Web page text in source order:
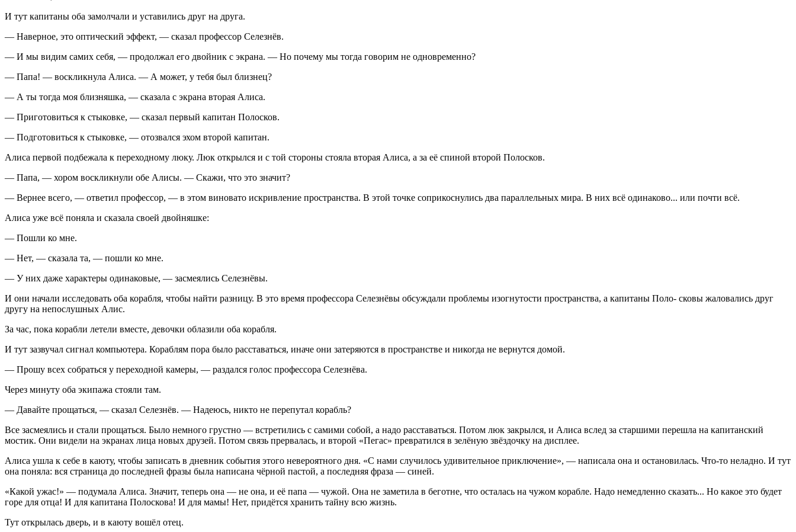
И тут капитаны оба замолчали и уставились друг на друга.
— Наверное, это оптический эффект, — сказал профессор Селезнёв.
— И мы видим самих себя, — продолжал его двойник с экрана. — Но почему мы тогда говорим не одновременно?
— Папа! — воскликнула Алиса. — А может, у тебя был близнец?
— А ты тогда моя близняшка, — сказала с экрана вторая Алиса.
— Приготовиться к стыковке, — сказал первый капитан Полосков.
— Подготовиться к стыковке, — отозвался эхом второй капитан.
Алиса первой подбежала к переходному люку. Люк открылся и с той стороны стояла вторая Алиса, а за её спиной второй Полосков.
— Папа, — хором воскликнули обе Алисы. — Скажи, что это значит?
— Вернее всего, — ответил профессор, — в этом виновато искривление пространства. В этой точке соприкоснулись два параллельных мира. В них всё одинаково... или почти всё.
Алиса уже всё поняла и сказала своей двойняшке:
— Пошли ко мне.
— Нет, — сказала та, — пошли ко мне.
— У них даже характеры одинаковые, — засмеялись Селезнёвы.
И они начали исследовать оба корабля, чтобы найти разницу. В это время профессора Селезнёвы обсуждали проблемы изогнутости пространства, а капитаны Поло- сковы жаловались друг
другу на непослушных Алис.
За час, пока корабли летели вместе, девочки облазили оба корабля.
И тут зазвучал сигнал компьютера. Кораблям пора было расставаться, иначе они затеряются в пространстве и никогда не вернутся домой.
— Прошу всех собраться у переходной камеры, — раздался голос профессора Селезнёва.
Через минуту оба экипажа стояли там.
— Давайте прощаться, — сказал Селезнёв. — Надеюсь, никто не перепутал корабль?
Все засмеялись и стали прощаться. Было немного грустно — встретились с самими собой, а надо расставаться. Потом люк закрылся, и Алиса вслед за старшими перешла на капитанский
мостик. Они видели на экранах лица новых друзей. Потом связь прервалась, и второй «Пегас» превратился в зелёную звёздочку на дисплее.
Алиса ушла к себе в каюту, чтобы записать в дневник события этого невероятного дня. «С нами случилось удивительное приключение», — написала она и остановилась. Что-то неладно. И тут
она поняла: вся страница до последней фразы была написана чёрной пастой, а последняя фраза — синей.
«Какой ужас!» — подумала Алиса. Значит, теперь она — не она, и её папа — чужой. Она не заметила в беготне, что осталась на чужом корабле. Надо немедленно сказать... Но какое это будет
горе для отца! И для капитана Полоскова! И для мамы! Нет, придётся хранить тайну всю жизнь.
Тут открылась дверь, и в каюту вошёл отец.